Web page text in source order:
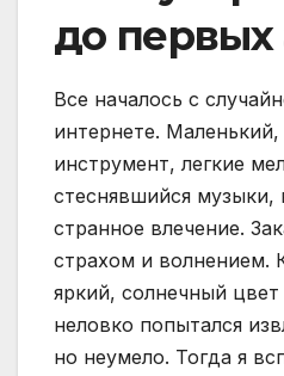
до первых
Все началось с
интернете.
инструмент, легкие
стеснявшийся музыки,
странное влечение.
страхом и волнением.
яркий, солнечный цвет
неловко попытался
но неумело. Тогда я